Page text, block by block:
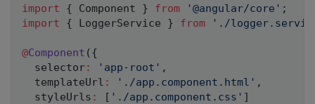
import { Component } from '@angular/core' ;
import
{ LoggerService } from './
@Component ( {
  selector
: 'app-root' ,
  templateUrl
: './app.component.html' ,
  styleUrls
: [ './app.component.css' ]